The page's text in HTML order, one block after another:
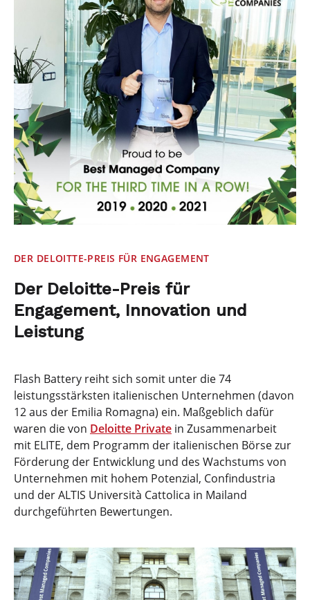
DER DELOITTE-PREIS FÜR ENGAGEMENT
Der Deloitte-Preis für
Engagement, Innovation und
Leistung
Flash Battery reiht sich somit unter die 74
leistungsstärksten italienischen Unternehmen (davon
12 aus der Emilia Romagna) ein. Maßgeblich dafür
waren die von Deloitte Private in Zusammenarbeit
mit ELITE, dem Programm der italienischen Börse zur
Förderung der Entwicklung und des Wachstums von
Unternehmen mit hohem Potenzial, Confindustria
und der ALTIS Università Cattolica in Mailand
durchgeführten Bewertungen.